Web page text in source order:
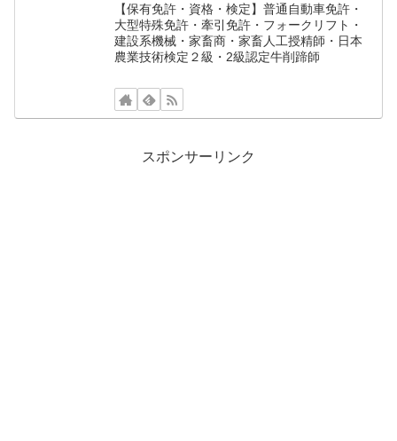
【保有免許・資格・検定】普通自動車免許・
大型特殊免許・牽引免許・フォークリフト・
建設系機械・家畜商・家畜人工授精師・日本
農業技術検定２級・2級認定牛削蹄師
スポンサーリンク